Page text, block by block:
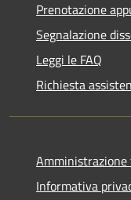
Prenotazione
Segnalazione
Leggi le FAQ
Richiesta
Informativa